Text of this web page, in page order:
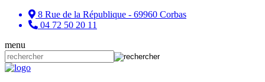
8 Rue de la République - 69960 Corbas
04 72 50 20 11
menu